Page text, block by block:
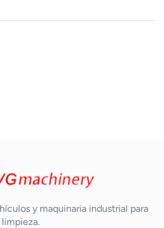
y maquinaria industrial para